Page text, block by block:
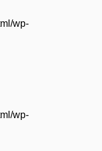
wp-
wp-